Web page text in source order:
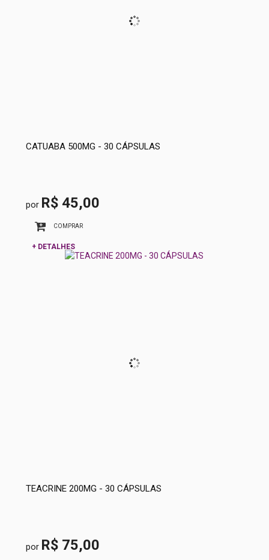
CATUABA 500MG - 30 CÁPSULAS
por R$ 45,00
COMPRAR
+ DETALHES
TEACRINE 200MG - 30 CÁPSULAS
por R$ 75,00